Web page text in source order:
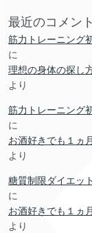
最近のコメント
筋力トレーニング
に
理想の身体の探し
より
筋力トレーニング
に
お酒好きでも１ヵ
より
糖質制限ダイエッ
に
お酒好きでも１ヵ
より